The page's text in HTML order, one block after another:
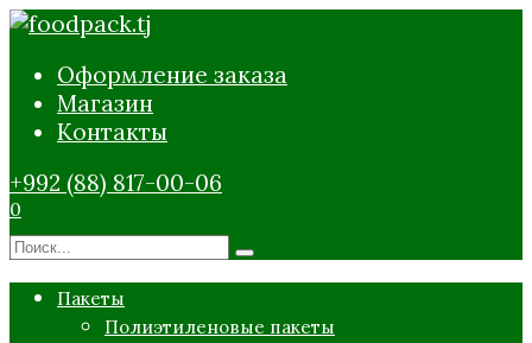
Перейти
содержанию
Оформление заказа
Магазин
Контакты
+992 (88) 817-00-06
0
Search
Пакеты
Полиэтиленовые пакеты